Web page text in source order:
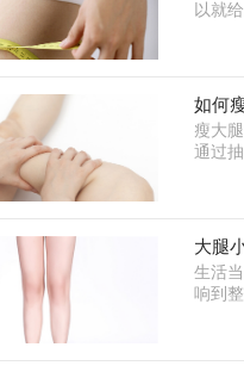
以就
如何
瘦大
通过
大腿
生活
响到